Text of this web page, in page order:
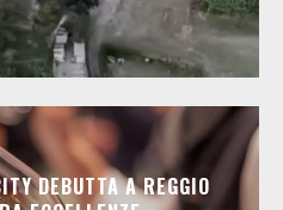
DEBUTTA A REGGIO